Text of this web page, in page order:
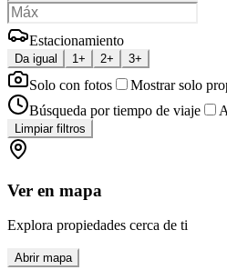
Estacionamiento
Da igual 1+ 2+ 3+
Solo con fotos
Mostrar solo
Búsqueda por tiempo de viaje
Limpiar filtros
Ver en mapa
Explora propiedades cerca de ti
Abrir mapa